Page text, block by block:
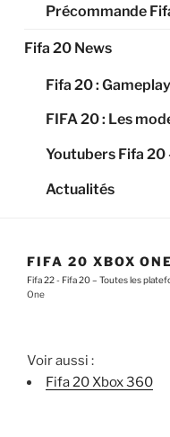
Précommande
Fifa 20 News
Fifa 20 : Gameplay
FIFA 20 : Les
Youtubers Fifa 20
Actualités
FIFA 20 XBOX ONE
Fifa 22- Fifa 20 – Toutes les
One
Voir aussi :
Fifa 20 Xbox 360